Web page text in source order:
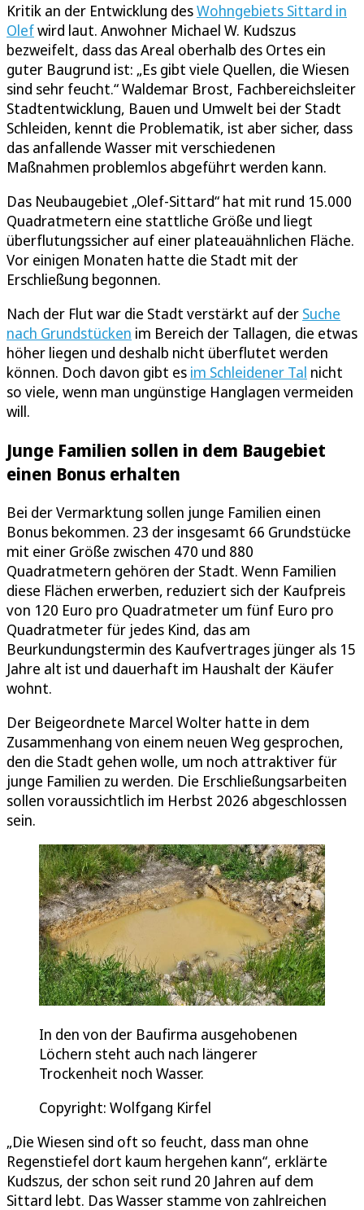
Kritik an der Entwicklung desWohngebiets Sittard in
Olefwird laut. Anwohner Michael W. Kudszus
bezweifelt, dass das Areal oberhalb des Ortes ein
guter Baugrund ist: „Es gibt viele Quellen, die Wiesen
sind sehr feucht.“ Waldemar Brost, Fachbereichsleiter
Stadtentwicklung, Bauen und Umwelt bei der Stadt
Schleiden, kennt die Problematik, ist aber sicher, dass
das anfallende Wasser mit verschiedenen
Maßnahmen problemlos abgeführt werden kann.
Das Neubaugebiet „Olef-Sittard“ hat mit rund 15.000
Quadratmetern eine stattliche Größe und liegt
überflutungssicher auf einer plateauähnlichen Fläche.
Vor einigen Monaten hatte die Stadt mit der
Erschließung begonnen.
Nach der Flut war die Stadt verstärkt auf der Suche
nach Grundstücken im Bereich der Tallagen, die etwas
höher liegen und deshalb nicht überflutet werden
können. Doch davon gibt es im Schleidener Tal nicht
so viele, wenn man ungünstige Hanglagen vermeiden
will.
Junge Familien sollen in dem Baugebiet
einen Bonus erhalten
Bei der Vermarktung sollen junge Familien einen
Bonus bekommen. 23 der insgesamt 66 Grundstücke
mit einer Größe zwischen 470 und 880
Quadratmetern gehören der Stadt. Wenn Familien
diese Flächen erwerben, reduziert sich der Kaufpreis
von 120 Euro pro Quadratmeter um fünf Euro pro
Quadratmeter für jedes Kind, das am
Beurkundungstermin des Kaufvertrages jünger als 15
Jahre alt ist und dauerhaft im Haushalt der Käufer
wohnt.
Der Beigeordnete Marcel Wolter hatte in dem
Zusammenhang von einem neuen Weg gesprochen,
den die Stadt gehen wolle, um noch attraktiver für
junge Familien zu werden. Die Erschließungsarbeiten
sollen voraussichtlich im Herbst 2026 abgeschlossen
sein.
In den von der Baufirma ausgehobenen
Löchern steht auch nach längerer
Trockenheit noch Wasser.
Copyright: Wolfgang Kirfel
„Die Wiesen sind oft so feucht, dass man ohne
Regenstiefel dort kaum hergehen kann“, erklärte
Kudszus, der schon seit rund 20 Jahren auf dem
Sittard lebt. Das Wasser stamme von zahlreichen